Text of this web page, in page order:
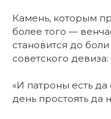
Камень, которым
более того —
становится до
советского девиза:
«И патроны есть
день простоять да